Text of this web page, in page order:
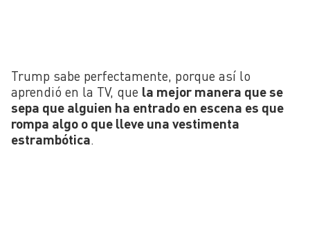
Trump sabe perfectamente, porque así lo
aprendió en la TV, que la mejor manera que se
sepa que alguien ha entrado en escena es que
rompa algo o que lleve una vestimenta
estrambótica.